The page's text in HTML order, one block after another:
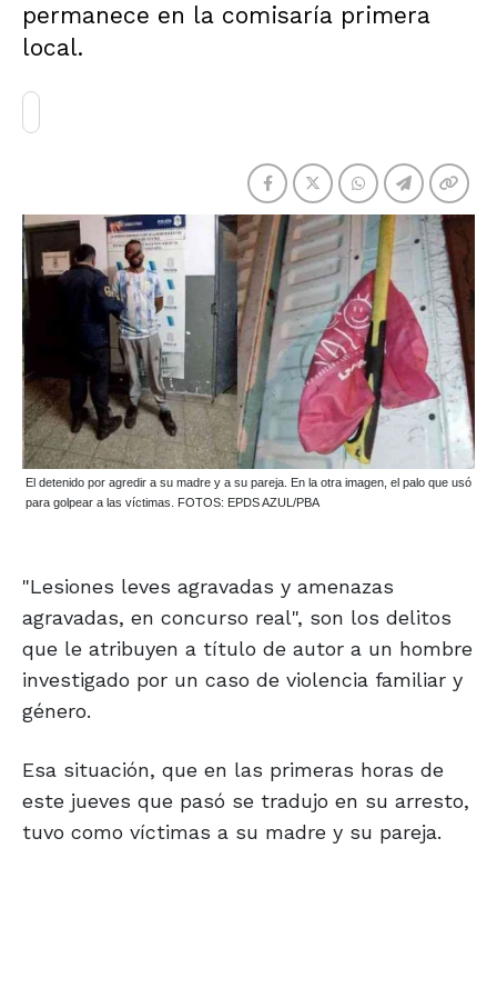
permanece en la comisaría primera
local.
El detenido por agredir a su madre y a su pareja. En la otra imagen, el palo que usó
para golpear a las víctimas. FOTOS: EPDS AZUL/PBA
"Lesiones leves agravadas y amenazas
agravadas, en concurso real", son los delitos
que le atribuyen a título de autor a un hombre
investigado por un caso de violencia familiar y
género.
Esa situación, que en las primeras horas de
este jueves que pasó se tradujo en su arresto,
tuvo como víctimas a su madre y su pareja.